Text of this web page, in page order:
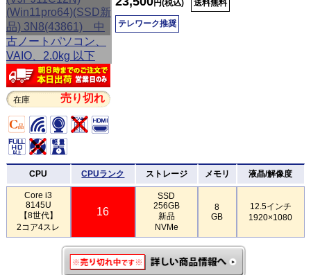
在庫 売り切れ
円(税込) 送料無料
テレワーク推奨
CPU CPUランク ストレージ メモリ 液晶/解像度
Core i3
8145U
【8世代】
2コア4スレ
16
SSD
256GB
新品
NVMe
8
GB
12.5インチ
1920×1080